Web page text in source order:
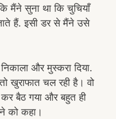
मैंने सुना था कि चुचियाँ
हैं. इसी डर से मैंने उसे
और मुस्करा दिया.
खुराफात चल रही है। वो
कर बैठ गया और बहुत ही
को कहा।